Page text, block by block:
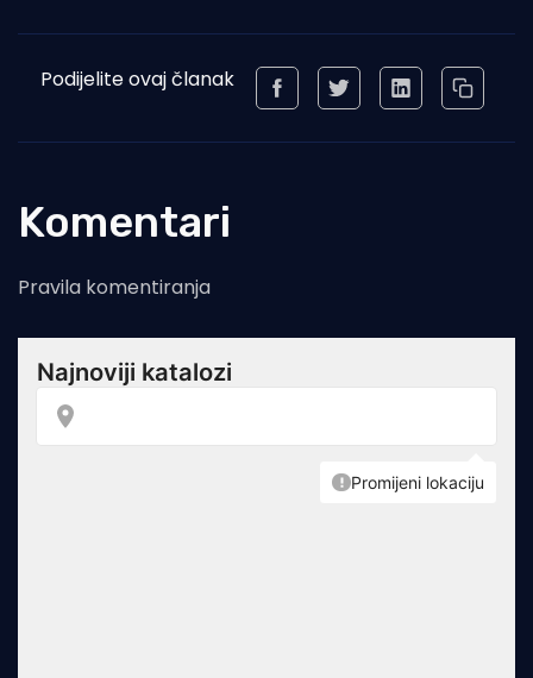
Podijelite ovaj članak
Komentari
Pravila komentiranja